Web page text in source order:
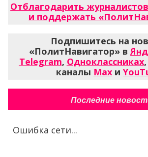
Отблагодарить
и поддержать
Подпишитесь на
«ПолитНавигатор» в
Telegram, Одноклассниках,
каналы Max и
Последние
Ошибка сети...